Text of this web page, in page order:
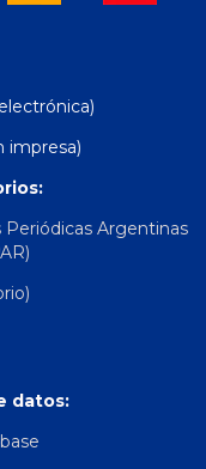
impresa)
Periódicas Argentinas
datos: